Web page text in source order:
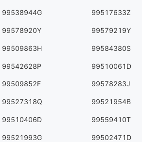
99538944G 99517633Z
99578920Y 99579219Y
99509863H 99584380S
99542628P 99510061D
99509852F 99578283J
99527318Q 99521954B
99510406D 99559410T
99521993G 99502471D